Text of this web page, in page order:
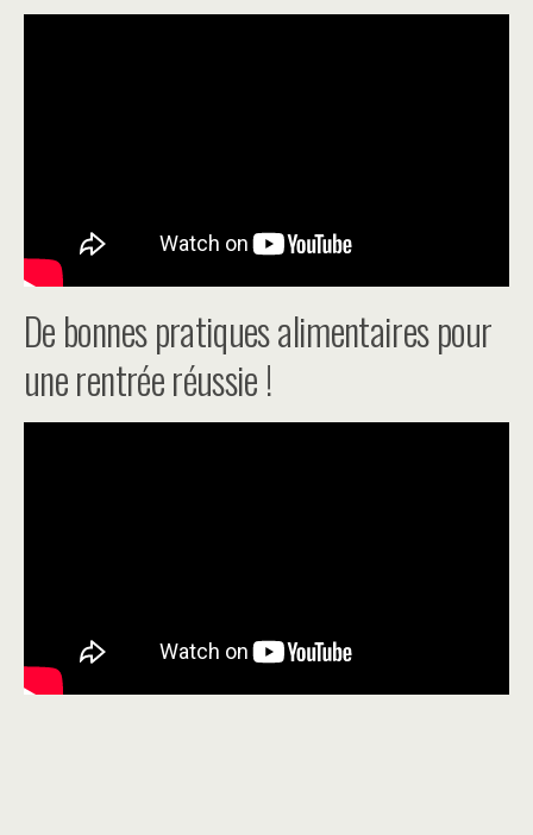
De bonnes pratiques alimentaires pour
une rentrée réussie !